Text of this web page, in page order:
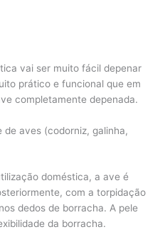
vai ser muito fácil depenar
prático e funcional que em
completamente depenada.
de aves (codorniz, galinha,
doméstica, a ave é
com a torpidação
dedos de borracha. A pele
da borracha.